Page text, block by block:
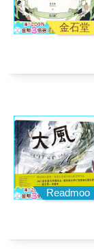
金石堂
Readmoo